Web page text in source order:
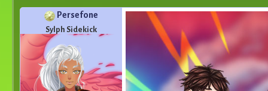
Persefone
Sylph Sidekick